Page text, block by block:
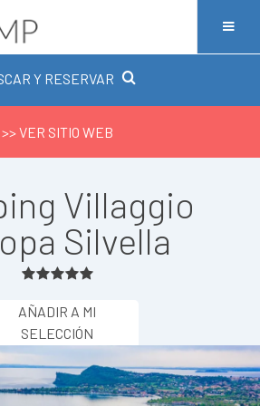
Y RESERVAR
>> VER SITIO WEB
Villaggio
Silvella
AÑADIR A MI
SELECCIÓN